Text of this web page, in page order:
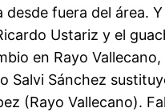
fuera del área.
Ustariz y el
en Rayo
Sánchez
(Rayo Vallecano).